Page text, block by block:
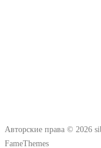
Авторские права © 2026
FameThemes